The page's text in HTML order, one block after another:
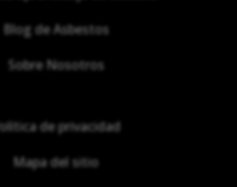
Blog de Asbestos
Sobre Nosotros
de privacidad
Mapa del sitio